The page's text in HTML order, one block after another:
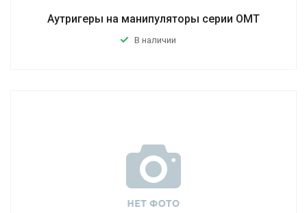
Аутригеры на манипуляторы серии ОМТ
В наличии